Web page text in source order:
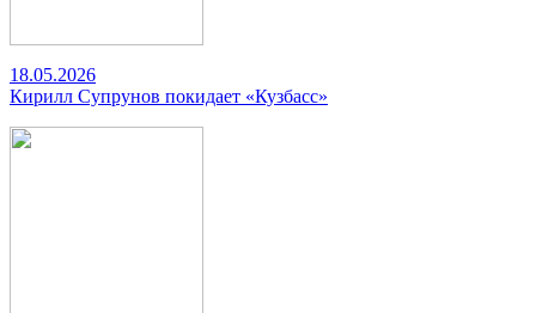
18.05.2026
Кирилл Супрунов покидает «Кузбасс»